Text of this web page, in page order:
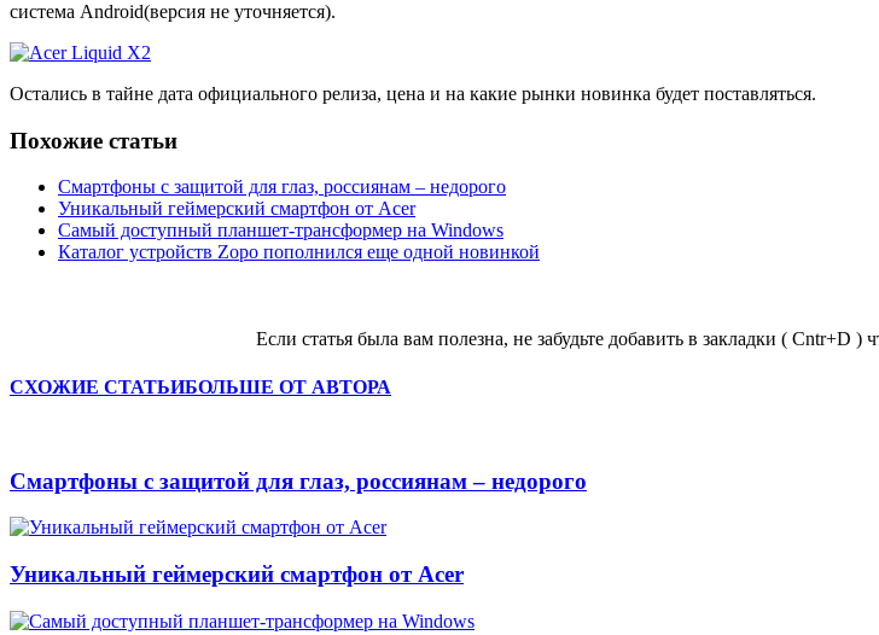
система Android(версия не уточняется).
Остались в тайне дата официального релиза, цена и на какие рынки новинка будет поставляться.
Похожие статьи
Смартфоны с защитой для глаз, россиянам – недорого
Уникальный геймерский смартфон от Acer
Самый доступный планшет-трансформер на Windows
Каталог устройств Zopo пополнился еще одной новинкой
Если статья была вам полезна, не забудьте добавить в закладки ( Cntr+D
СХОЖИЕ СТАТЬИБОЛЬШЕ ОТ АВТОРА
Смартфоны с защитой для глаз, россиянам – недорого
Уникальный геймерский смартфон от Acer